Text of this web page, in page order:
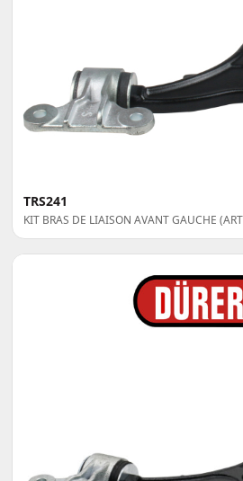
TRS241
KIT BRAS DE LIAISON AVANT GAUCHE